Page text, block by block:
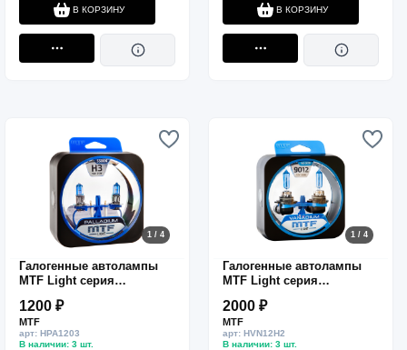
В КОРЗИНУ В КОРЗИНУ
1 / 4
Галогенные автолампы
MTF Light серия
комп.
1200 ₽
MTF
арт: HPA1203
В наличии: 3 шт.
1 / 4
Галогенные автолампы
MTF Light серия
55W, комп.
2000 ₽
MTF
арт: HVN12H2
В наличии: 3 шт.